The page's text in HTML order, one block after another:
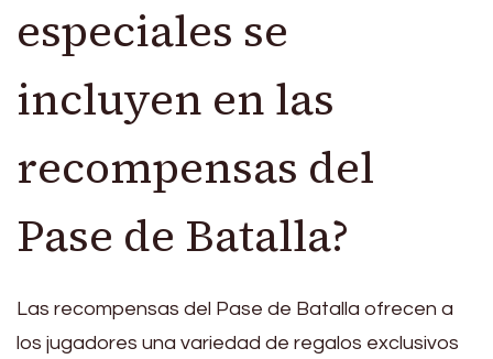
especiales se
incluyen en las
recompensas del
Pase de Batalla?
Las recompensas del Pase de Batalla ofrecen a
los jugadores una variedad de regalos exclusivos